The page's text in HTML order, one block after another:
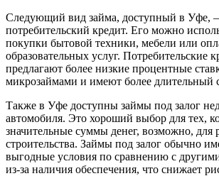
Следующий вид займа, доступный в Уфе, –
потребительский кредит. Его можно
покупки бытовой техники, мебели или
образовательных услуг. Потребительские
предлагают более низкие процентные
микрозаймами и имеют более длительный
Также в Уфе доступны займы под залог
автомобиля. Это хороший выбор для тех,
значительные суммы денег, возможно, для
строительства. Займы под залог обычно
выгодные условия по сравнению с
из-за наличия обеспечения, что снижает